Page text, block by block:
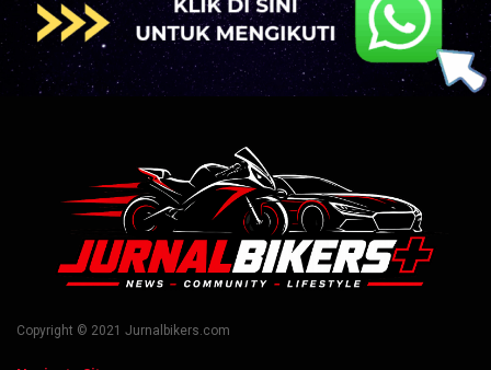
Copyright © 2021 Jurnalbikers.com